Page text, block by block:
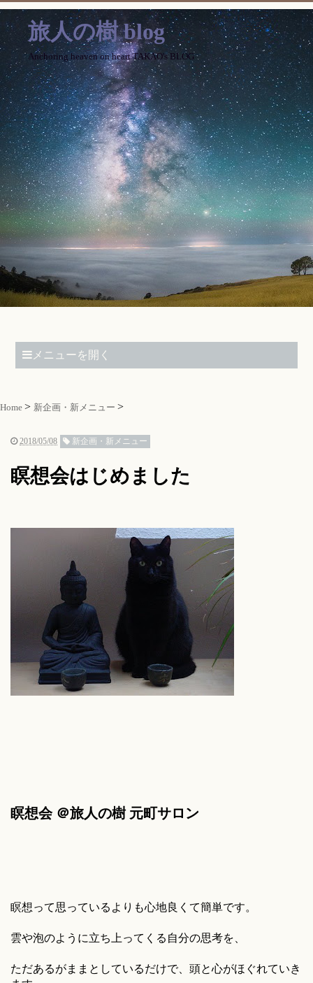
旅人の樹 blog
Anchoring heaven on heart TAKAO's BLOG
メニューを開く
Home 新企画・新メニュー
2018/05/08 新企画・新メニュー
瞑想会はじめました
瞑想会 ＠旅人の樹 元町サロン
瞑想って思っているよりも心地良くて簡単です。
雲や泡のように立ち上ってくる自分の思考を、
ただあるがままとしているだけで、頭と心がほぐれていき